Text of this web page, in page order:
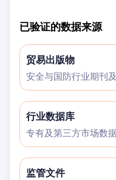
已验证的数据来源
贸易出版物
安全与国防行业期刊
行业数据库
专有及第三方市场数
监管文件